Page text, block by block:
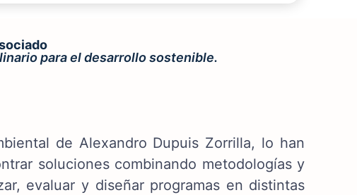
para el desarrollo sostenible.
de Alexandro Dupuis Zorrilla, lo han
soluciones combinando metodologías y
evaluar y diseñar programas en distintas